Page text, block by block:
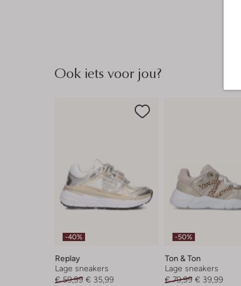
Ook iets voor jou?
-40%
Replay
Lage sneakers
€ 59,99 € 35,99
-50%
Ton & Ton
Lage sneakers
€ 79,99 € 39,99